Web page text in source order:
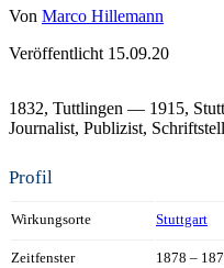
Von Marco Hillemann
Veröffentlicht 15.09.20
1832, Tuttlingen — 1915,
Journalist Publizist
Profil
Wirkungsorte Stuttgart
Zeitfenster 1878 –